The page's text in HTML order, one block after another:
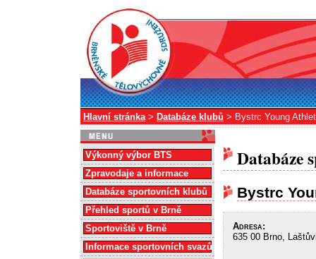
Hlavní stránka> Databáze klubů > Bystrc Young
Databáze
Bystrc
Adresa:
635 00 Brno,
Výkonný výbor BTS
Zpravodaje a informace
Databáze sportovních klubů
Přehled sportů v Brně
Sportoviště v Brně
Informace sportovních svazů